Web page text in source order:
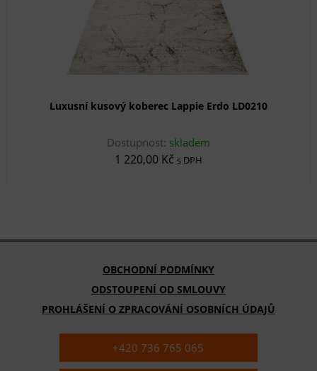
Luxusní kusový koberec Lappie Erdo LD0210
Dostupnost: skladem
1 220,00 Kč s DPH
OBCHODNÍ PODMÍNKY
ODSTOUPENÍ OD SMLOUVY
PROHLÁŠENÍ O ZPRACOVÁNÍ OSOBNÍCH ÚDAJŮ
+420 736 765 065